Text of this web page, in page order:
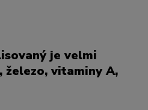
je velmi
vitaminy A,